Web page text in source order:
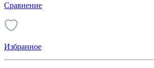
Сравнение
Избранное